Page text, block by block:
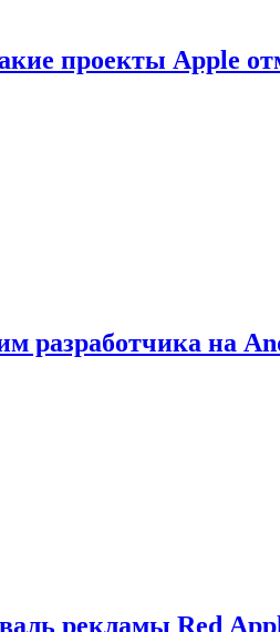
проекты Apple
разработчика на
рекламы Red